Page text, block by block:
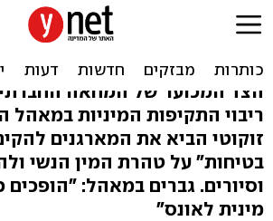
בגלל תקיפות
לנשים בלבד בניו יורק
הצד המכוער של המחאה
ריבוי התקיפות המיניות
זוקוטי הביא את המארגנים
בטיחות" על טהרת המין הנשי
וסיורים. גברים במאהל:
מינית לאונס"